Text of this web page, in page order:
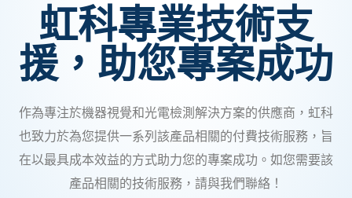
虹科專業技術支
援，助您專案成功
作為專注於機器視覺和光電檢測解決方案的供應商，虹科
也致力於為您提供一系列該產品相關的付費技術服務，旨
在以最具成本效益的方式助力您的專案成功。如您需要該
產品相關的技術服務，請與我們聯絡！